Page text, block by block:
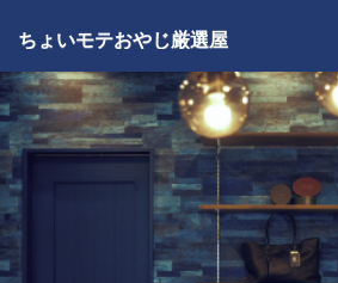
ちょいモテおやじ厳選屋